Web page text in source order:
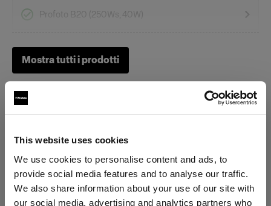
This website uses cookies
We use cookies to personalise content and ads, to
provide social media features and to analyse our traffic.
We also share information about your use of our site with
our social media, advertising and analytics partners who
Profoto B20 (250Ws, 40W)
Profoto B1X
OCF II Gel Ring
OCF II Grid & Gel Holder
Mostra tutti i prodotti
Specifiche: